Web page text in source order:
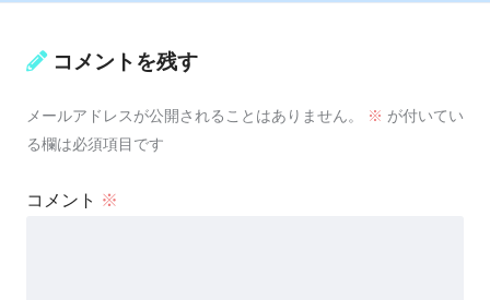
コメントを残す
メールアドレスが公開されることはありません。 ※ が付いてい
る欄は必須項目です
コメント ※